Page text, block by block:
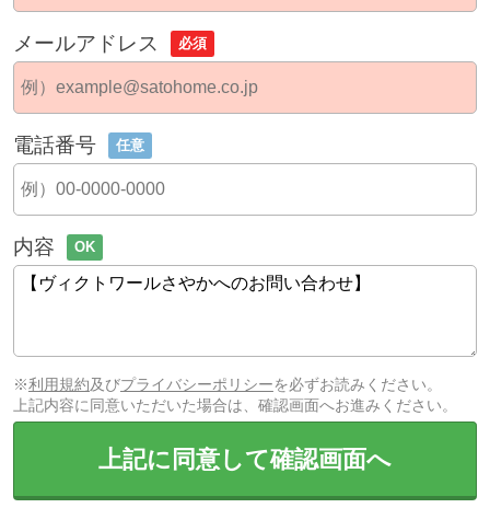
メールアドレス 必須
電話番号 任意
内容 OK
※利用規約及びプライバシーポリシーを必ずお読みください。
上記内容に同意いただいた場合は、確認画面へお進みください。
上記に同意して確認画面へ